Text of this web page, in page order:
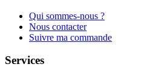
Qui sommes-nous ?
Nous contacter
Suivre ma commande
Services